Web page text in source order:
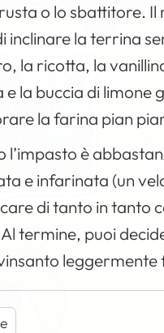
o lo sbattitore. Il
inclinare la terrina
la ricotta, la
e la buccia di
la farina pian
l’impasto è
e infarinata (un
di tanto in tanto
termine, puoi
leggermente